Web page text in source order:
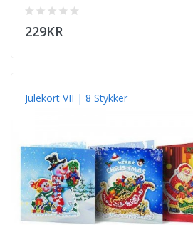
229KR
Julekort VII | 8 Stykker